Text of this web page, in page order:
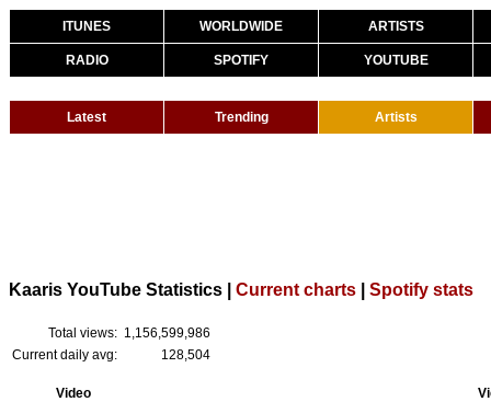
ITUNES WORLDWIDE ARTISTS
RADIO SPOTIFY YOUTUBE
Latest Trending Artists
Kaaris YouTube Statistics | Current charts Spotify stats
Total views: 1,156,599,986
Current daily avg:
128,504
Video